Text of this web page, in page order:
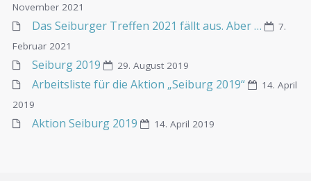
November 2021
Das Seiburger Treffen 2021 fällt aus. Aber …
7.
Februar 2021
Seiburg 2019 29. August 2019
Arbeitsliste für die Aktion „Seiburg 2019“
14. April
2019
Aktion Seiburg 2019 14. April 2019